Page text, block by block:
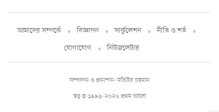
আমাদের সম্পর্কে বিজ্ঞাপন সার্কুলেশন
নীতি ও শর্ত
যোগাযোগ
নিউজলেটার
স্বত্ব © ১৯৯৮-২০২৬ প্রথম আলো
সম্পাদক ও প্রকাশক: মতিউর রহমান